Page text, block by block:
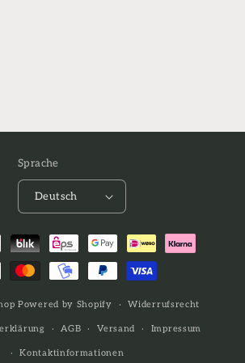
Sprache
Deutsch
Powered by Shopify Widerrufsrecht
AGB Versand Impressum
Kontaktinformationen